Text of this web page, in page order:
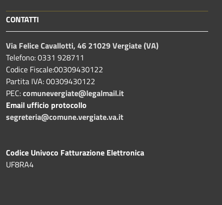
CONTATTI
Via Felice Cavallotti, 46 21029 Vergiate (VA)
Telefono: 0331 928711
Codice Fiscale:00309430122
Partita IVA: 00309430122
PEC:comunevergiate@legalmail.it
Email ufficio protocollo
segreteria@comune.vergiate.va.it
Codice Univoco Fatturazione Elettronica
UF8RA4